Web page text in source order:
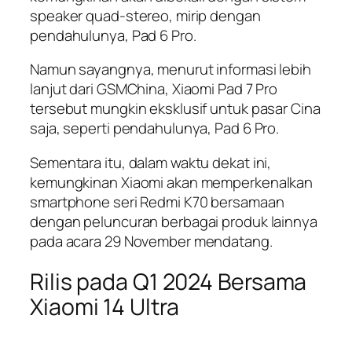
speaker quad-stereo, mirip dengan
pendahulunya, Pad 6 Pro.
Namun sayangnya, menurut informasi lebih
lanjut dari GSMChina, Xiaomi Pad 7 Pro
tersebut mungkin eksklusif untuk pasar Cina
saja, seperti pendahulunya, Pad 6 Pro.
Sementara itu, dalam waktu dekat ini,
kemungkinan Xiaomi akan memperkenalkan
smartphone seri Redmi K70 bersamaan
dengan peluncuran berbagai produk lainnya
pada acara 29 November mendatang.
Rilis pada Q1 2024 Bersama
Xiaomi 14 Ultra